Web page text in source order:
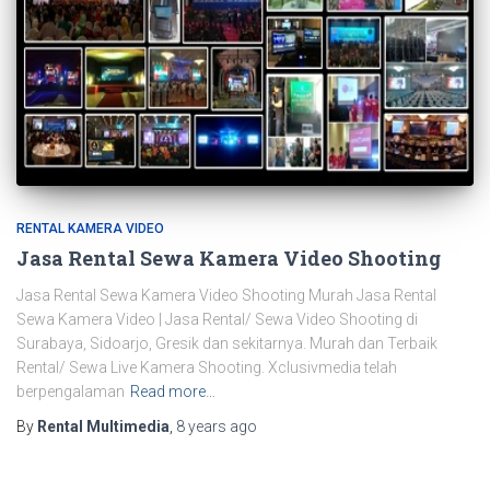
RENTAL KAMERA VIDEO
Jasa Rental Sewa Kamera Video Shooting
Jasa Rental Sewa Kamera Video Shooting Murah Jasa Rental
Sewa Kamera Video | Jasa Rental/ Sewa Video Shooting di
Surabaya, Sidoarjo, Gresik dan sekitarnya. Murah dan Terbaik
Rental/ Sewa Live Kamera Shooting. Xclusivmedia telah
berpengalaman Read more…
By Rental Multimedia 8 years ago